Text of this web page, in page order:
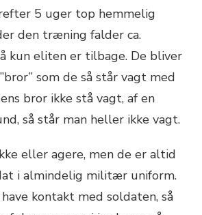
5 uger top hemmelig
den træning falder ca.
kun eliten er tilbage. De bliver
som de så står vagt med
bror ikke stå vagt, af en
så står man heller ikke vagt.
eller agere, men de er altid
i almindelig militær uniform.
kontakt med soldaten, så